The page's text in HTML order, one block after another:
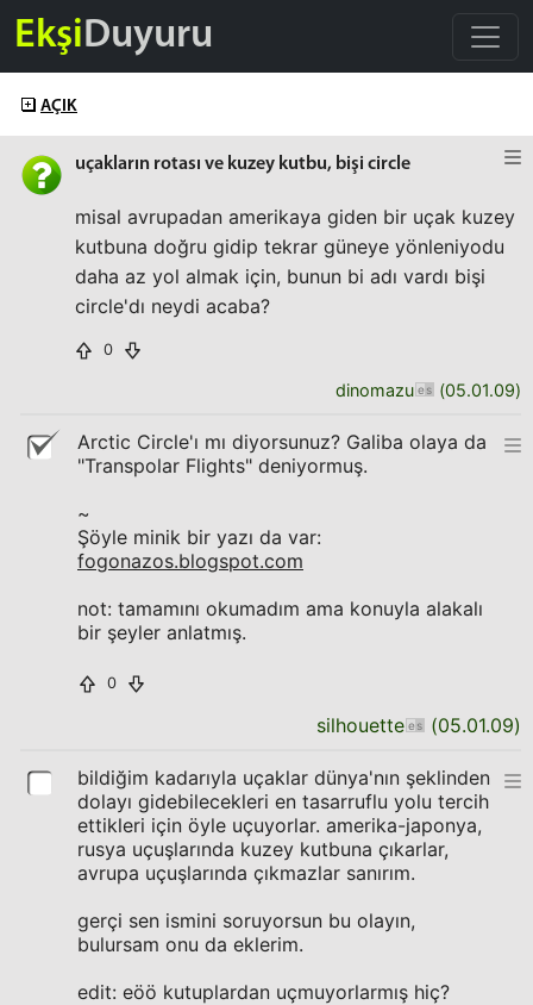
EkşiDuyuru
AÇIK
uçakların rotası ve kuzey kutbu, bişi circle
misal avrupadan amerikaya giden bir uçak kuzey
kutbuna doğru gidip tekrar güneye yönleniyodu
daha az yol almak için, bunun bi adı vardı bişi
circle'dı neydi acaba?
0
dinomazu (05.01.09)
Arctic Circle'ı mı diyorsunuz? Galiba olaya da
"Transpolar Flights" deniyormuş.
~
Şöyle minik bir yazı da var:
fogonazos.blogspot.com
not: tamamını okumadım ama konuyla alakalı
bir şeyler anlatmış.
0
silhouette (05.01.09)
bildiğim kadarıyla uçaklar dünya'nın şeklinden
dolayı gidebilecekleri en tasarruflu yolu tercih
ettikleri için öyle uçuyorlar. amerika-japonya,
rusya uçuşlarında kuzey kutbuna çıkarlar,
avrupa uçuşlarında çıkmazlar sanırım.
gerçi sen ismini soruyorsun bu olayın,
bulursam onu da eklerim.
edit: eöö kutuplardan uçmuyorlarmış hiç?